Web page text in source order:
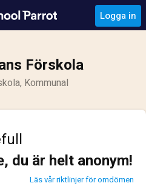
Logga in
Förskola
Kommunal
du är helt anonym!
Läs vår riktlinjer för omdömen